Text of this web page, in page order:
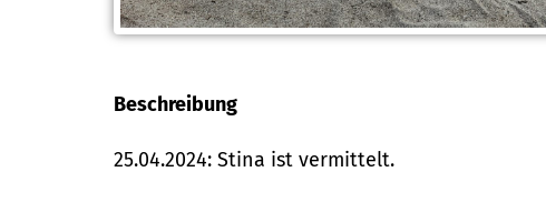
Beschreibung
25.04.2024: Stina ist vermittelt.